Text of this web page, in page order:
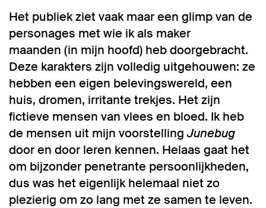
Het publiek ziet vaak maar een glimp van de
personages met wie ik als maker
maanden (in mijn hoofd) heb doorgebracht.
Deze karakters zijn volledig uitgehouwen: ze
hebben een eigen belevingswereld, een
huis, dromen, irritante trekjes. Het zijn
fictieve mensen van vlees en bloed. Ik heb
de mensen uit mijn voorstellingJunebug
door en door leren kennen. Helaas gaat het
om bijzonder penetrante persoonlijkheden,
dus was het eigenlijk helemaal niet zo
plezierig om zo lang met ze samen te leven.